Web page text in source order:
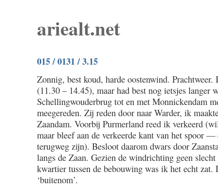
ariealt.net
015 / 0131 / 3.15
Zonnig, best koud, harde oostenwind.
(11.30 – 14.45), maar had best nog ietsjes langer
Schellingwouderbrug tot en met Monnickendam
meegereden. Zij reden door naar Warder, ik
Zaandam. Voorbij Purmerland reed ik verkeerd
maar bleef aan de verkeerde kant van het spoor
terugweg zijn). Besloot daarom dwars door
langs de Zaan. Gezien de windrichting geen
kwartier tussen de bebouwing was ik het echt zat.
‘buitenom’.